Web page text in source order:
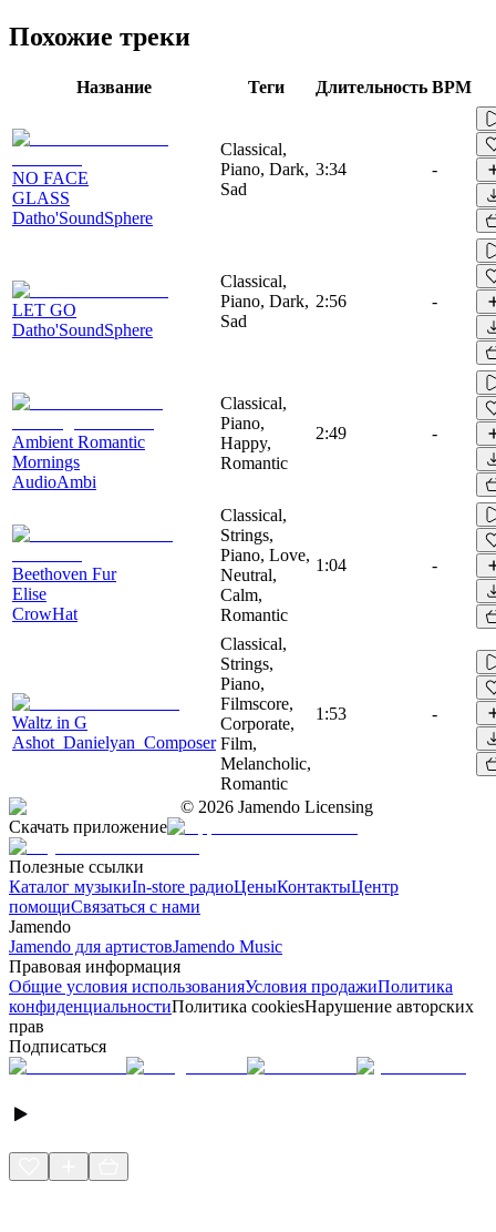
Похожие треки
Название Теги Длительность BPM
NO FACE
GLASS
Datho'SoundSphere
Classical,
Piano, Dark,
Sad
3:34 -
LET GO
Datho'SoundSphere
Classical,
Piano, Dark,
Sad
2:56 -
Ambient Romantic
Mornings
AudioAmbi
Classical,
Piano,
Happy,
Romantic
2:49 -
Beethoven Fur
Elise
CrowHat
Classical,
Strings,
Piano, Love,
Neutral,
Calm,
Romantic
1:04 -
Waltz in G
Ashot_Danielyan_Composer
Classical,
Strings,
Piano,
Filmscore,
Corporate,
Film,
Melancholic,
Romantic
1:53 -
© 2026 Jamendo Licensing
Скачать приложение
Полезные ссылки
Каталог музыкиIn-store радиоЦеныКонтактыЦентр
помощиСвязаться с нами
Jamendo
Jamendo для артистовJamendo Music
Правовая информация
Общие условия использованияУсловия продажиПолитика
конфиденциальностиПолитика cookiesНарушение авторских
прав
Подписаться